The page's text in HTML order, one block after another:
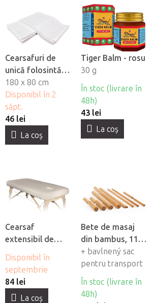
Cearsafuri de
unică folosintă
impermeabile
Fabulo, 10 buc
180 x 80 cm
Disponibil în 2
săpt.
46 lei
La coş
Tiger Balm - rosu
30 g
În stoc (livrare în
48h)
43 lei
La coş
Cearsaf
extensibil de
flanel Fabulo cu
orificiu pentru
fată
Disponibil în
septembrie
84 lei
La coş
Bete de masaj
din bambus, 11
buc
+ bavlnený sac
pentru transport
În stoc (livrare în
48h)